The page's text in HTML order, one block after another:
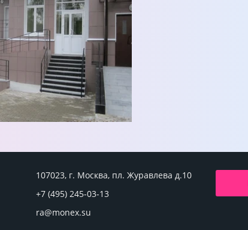
107023, г. Москва, пл. Журавлева д.10
+7 (495) 245-03-13
ra@monex.su